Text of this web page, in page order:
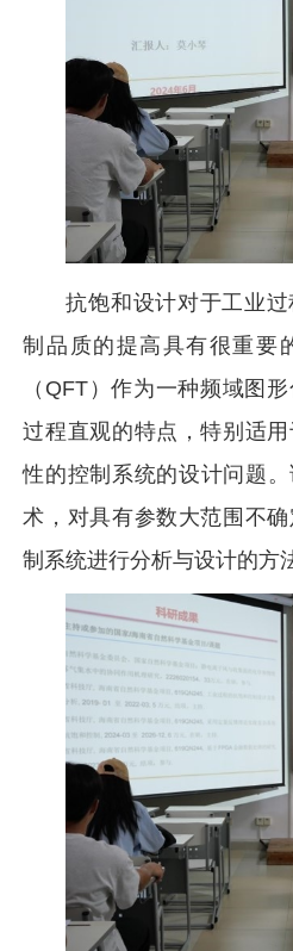
抗饱和设计对于工业
制品质的提高具有很重要
（QFT）作为一种频域图
过程直观的特点，特别适
性的控制系统的设计问题
术，对具有参数大范围不
制系统进行分析与设计的方